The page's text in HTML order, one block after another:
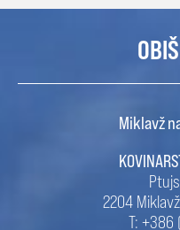
Miklavž
2204
T: +386